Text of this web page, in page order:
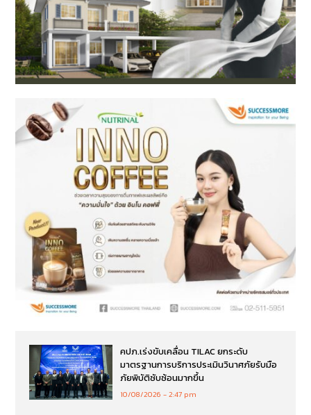
คปภ.เร่งขับเคลื่อน TILAC ยกระดับ
มาตรฐานการบริการประเมินวินาศภัยรับมือ
ภัยพิบัติซับซ้อนมากขึ้น
10/08/2026 2:47 pm